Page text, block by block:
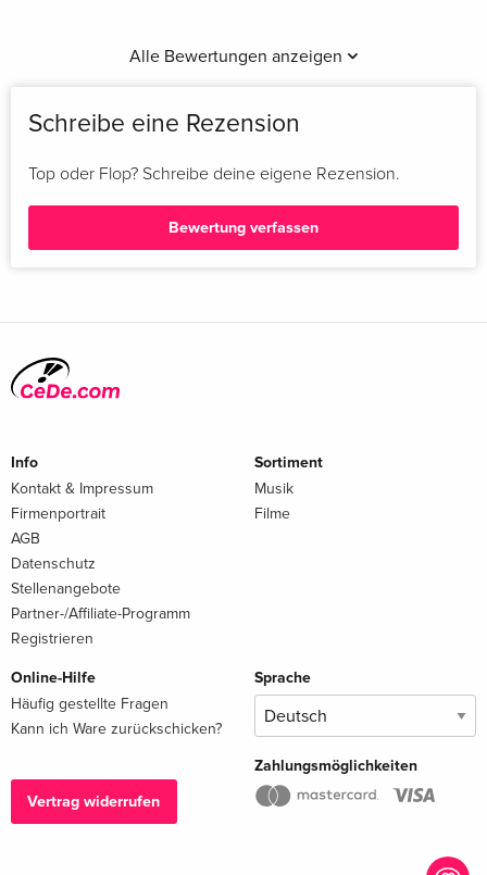
Alle Bewertungen anzeigen
Schreibe eine Rezension
Top oder Flop? Schreibe deine eigene Rezension.
Bewertung verfassen
Info
Kontakt & Impressum
Firmenportrait
AGB
Datenschutz
Stellenangebote
Partner-/Affiliate-Programm
Registrieren
Sortiment
Musik
Filme
Online-Hilfe
Häufig gestellte Fragen
Kann ich Ware zurückschicken?
Vertrag widerrufen
Sprache
Zahlungsmöglichkeiten